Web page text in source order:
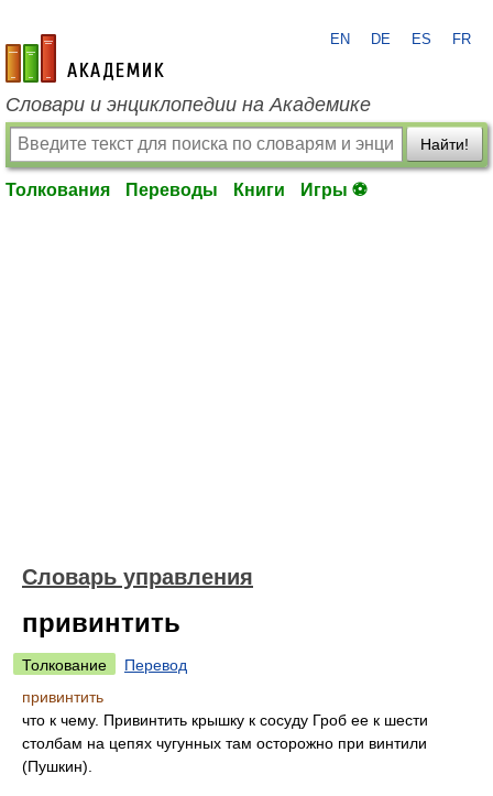
academic.ru
EN DE ES FR
Словари и энциклопедии на Академике
Найти!
Толкования Переводы Книги Игры ⚽
Словарь управления
привинтить
Толкование
Перевод
привинтить
что к чему. Привинтить крышку к сосуду Гроб ее к шести
столбам на цепях чугунных там осторожно при винтили
(Пушкин).